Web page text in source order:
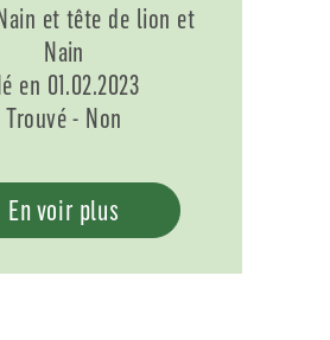
et tête de lion et
Nain
en 01.02.2023
Trouvé - Non
En voir plus